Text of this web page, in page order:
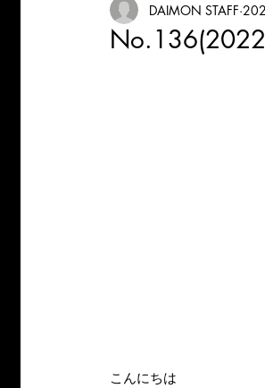
DAIMON STAFF
こんにちは